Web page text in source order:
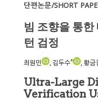
단편논문/SHORT
빔 조향을 통한
턴 검정
최원민 , 김두수* , 황금
Ultra-Large
Verification